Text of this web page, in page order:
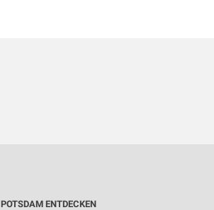
POTSDAM ENTDECKEN